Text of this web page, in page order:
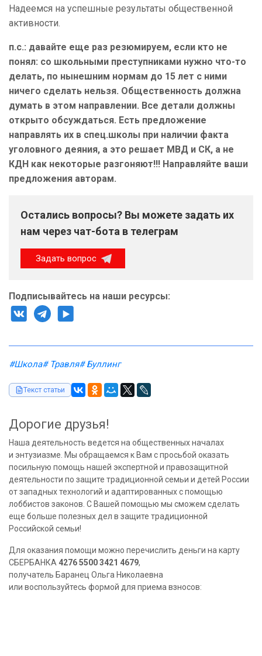
Надеемся на успешные результаты общественной
активности.
п.с.: давайте еще раз резюмируем, если кто не
понял: со школьными преступниками нужно что-то
делать, по нынешним нормам до 15 лет с ними
ничего сделать нельзя. Общественность должна
думать в этом направлении. Все детали должны
открыто обсуждаться. Есть предложение
направлять их в спец.школы при наличии факта
уголовного деяния, а это решает МВД и СК, а не
КДН как некоторые разгоняют!!! Направляйте ваши
предложения авторам.
Остались вопросы? Вы можете задать их
нам через чат-бота в телеграм
Задать вопрос
Подписывайтесь на наши ресурсы:
#Школа# Травля# Буллинг
Текст статьи
Дорогие друзья!
Наша деятельность ведется на общественных началах
и энтузиазме. Мы обращаемся к Вам с просьбой оказать
посильную помощь нашей экспертной и правозащитной
деятельности по защите традиционной семьи и детей России
от западных технологий и адаптированных с помощью
лоббистов законов. С Вашей помощью мы сможем сделать
еще больше полезных дел в защите традиционной
Российской семьи!
Для оказания помощи можно перечислить деньги на карту
СБЕРБАНКА 4276 5500 3421 4679,
получатель Баранец Ольга Николаевна
или воспользуйтесь формой для приема взносов: